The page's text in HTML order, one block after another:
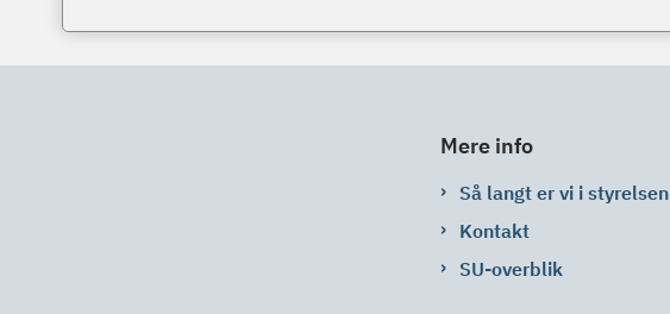
Mere info
Så langt er vi i styrelsen
Kontakt
SU-overblik